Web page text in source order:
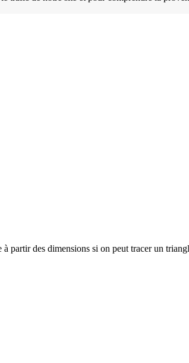
partir des dimensions si on peut tracer un